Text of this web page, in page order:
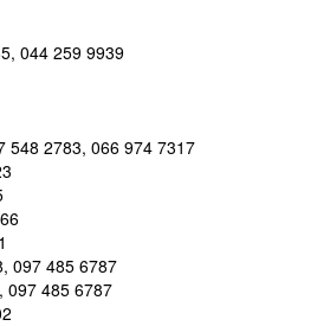
044 259 9939
548 2783, 066 974 7317
097 485 6787
097 485 6787